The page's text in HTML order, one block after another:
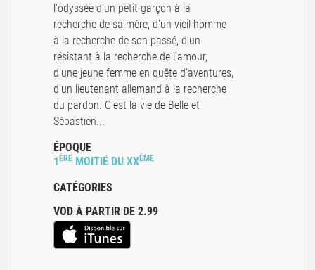
l'odyssée d'un petit garçon à la
recherche de sa mère, d'un vieil homme
à la recherche de son passé, d'un
résistant à la recherche de l'amour,
d'une jeune femme en quête d'aventures,
d'un lieutenant allemand à la recherche
du pardon. C'est la vie de Belle et
Sébastien...
ÉPOQUE
1 ÈRE MOITIÉ DU XXÈME
CATÉGORIES
VOD À PARTIR DE 2.99